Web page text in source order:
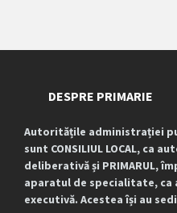
DESPRE PRIMARIE
Autoritățile administrației
sunt CONSILIUL LOCAL, ca
deliberativă și PRIMARUL,
aparatul de specialitate,
executivă. Acestea își au